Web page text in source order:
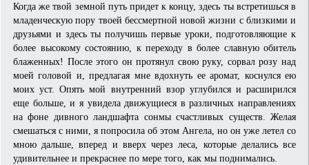
Когда же твой земной путь придет к концу, здесь ты встретишься в
младенческую пору твоей бессмертной новой жизни с близкими и
друзьями и здесь ты получишь первые уроки, подготовляющие к
более высокому состоянию, к переходу в более славную обитель
блаженных! После этого он протянул свою руку, сорвал розу над
моей головой и, предлагая мне вдохнуть ее аромат, коснулся ею
моих уст. Опять мой внутренний взор углубился и расширился
еще больше, и я увидела движущиеся в различных направлениях
на фоне дивного ландшафта сонмы счастливых существ. Желая
смешаться с ними, я попросила об этом Ангела, но он уже летел со
мною дальше, вперед и вверх через леса, которые делались все
удивительнее и прекраснее по мере того, как мы поднимались.